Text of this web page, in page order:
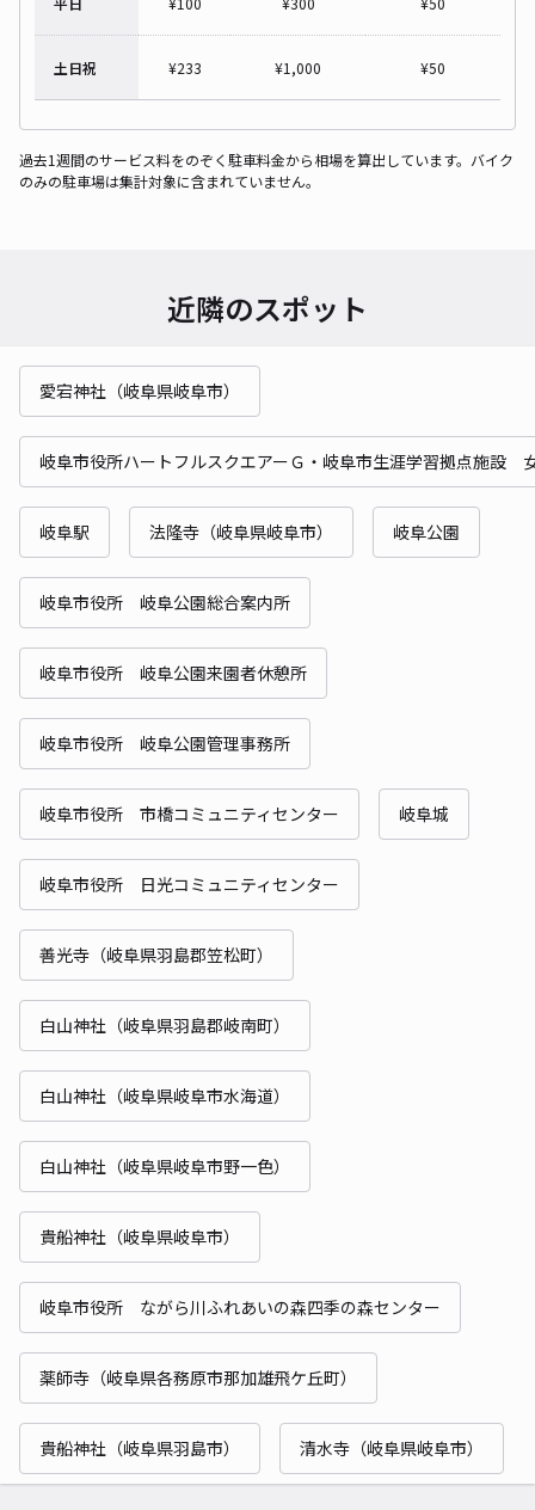
土日祝 ¥233 ¥1,000 ¥50
過去1週間のサービス料をのぞく駐車料金から相場を算出しています。バイク
のみの駐車場は集計対象に含まれていません。
近隣のスポット
愛宕神社（岐阜県岐阜市）
岐阜市役所ハートフルスクエアーＧ・岐阜市生涯学習拠点施設
岐阜駅 法隆寺（岐阜県岐阜市） 岐阜公園
岐阜市役所 岐阜公園総合案内所
岐阜市役所 岐阜公園来園者休憩所
岐阜市役所 岐阜公園管理事務所
岐阜市役所 市橋コミュニティセンター 岐阜城
岐阜市役所 日光コミュニティセンター
善光寺（岐阜県羽島郡笠松町）
白山神社（岐阜県羽島郡岐南町）
白山神社（岐阜県岐阜市水海道）
白山神社（岐阜県岐阜市野一色）
貴船神社（岐阜県岐阜市）
岐阜市役所 ながら川ふれあいの森四季の森センター
薬師寺（岐阜県各務原市那加雄飛ケ丘町）
貴船神社（岐阜県羽島市） 清水寺（岐阜県岐阜市）